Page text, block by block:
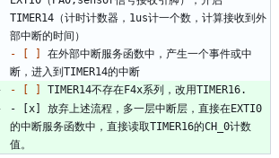
TIMER14（计时计数器，1us计一个数，计算接收到外
-
在外部中断服务函数中，产生一个事件或中
-
- [x] 放弃上述流程，多一层中断层，直接在EXTI0
的中断服务函数中，直接读取TIMER16的CH_0计数
值。